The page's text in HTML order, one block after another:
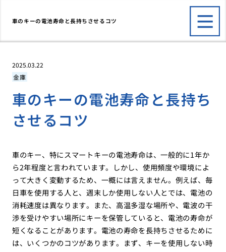
車のキーの電池寿命と長持ちさせるコツ
2025.03.22
金庫
車のキーの電池寿命と長持ち
させるコツ
車のキー、特にスマートキーの電池寿命は、一般的に1年か
ら2年程度と言われています。しかし、使用頻度や環境によ
って大きく変動するため、一概には言えません。例えば、毎
日車を使用する人と、週末しか使用しない人とでは、電池の
消耗速度は異なります。また、高温多湿な場所や、電波の干
渉を受けやすい場所にキーを保管していると、電池の寿命が
短くなることがあります。電池の寿命を長持ちさせるために
は、いくつかのコツがあります。まず、キーを使用しない時